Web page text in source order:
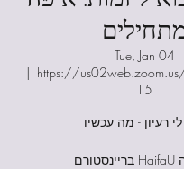
Tue, Jan 04
  |
https://
15
רעיון - מה עכשיו?
בריינסטורם HaifaU מציגה: